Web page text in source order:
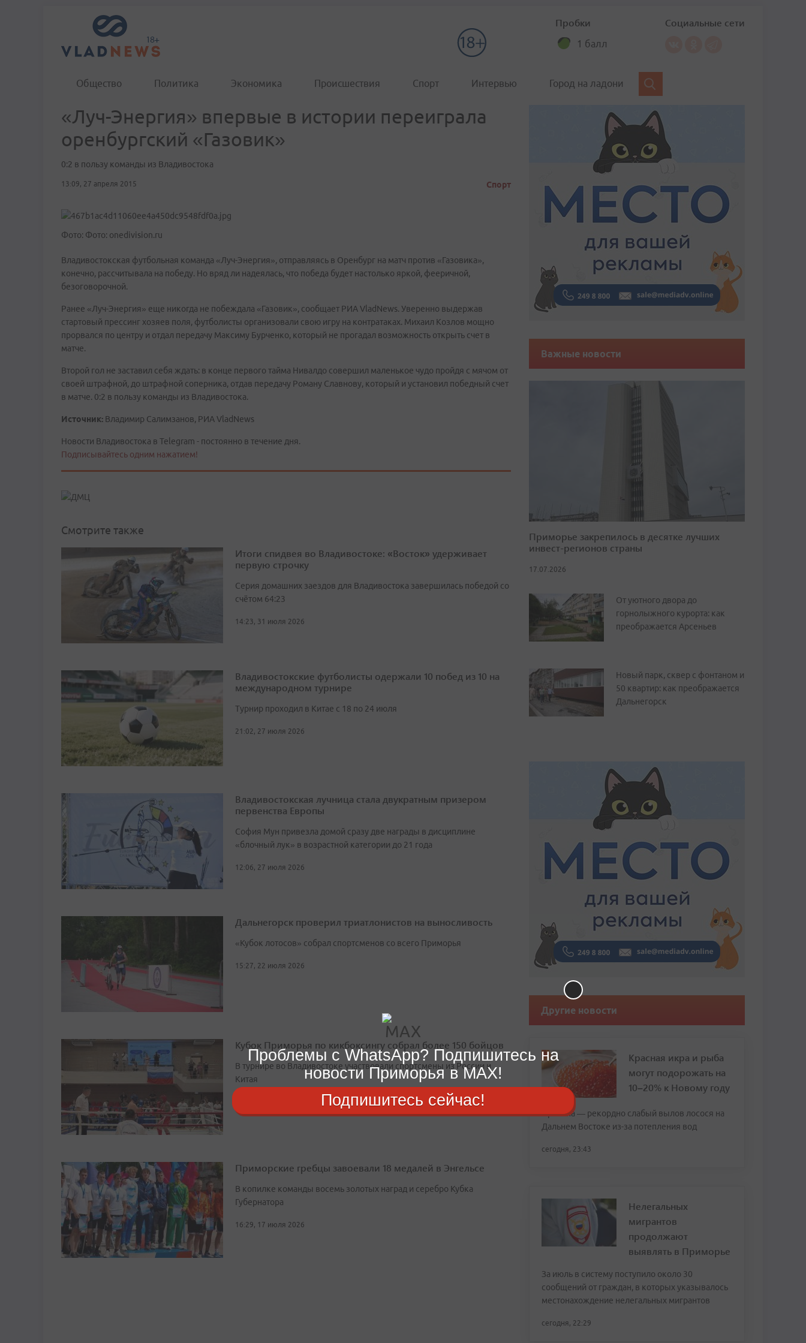
Пробки
1 балл
Социальные сети
Общество Политика Экономика Происшествия Спорт Интервью Город на ладони
«Луч-Энергия» впервые в истории переиграла
оренбургский «Газовик»
0:2 в пользу команды из Владивостока
13:09, 27 апреля 2015 Спорт
Фото: Фото: onedivision.ru
Владивостокская футбольная команда «Луч-Энергия», отправляясь в Оренбург на матч против «Газовика»,
конечно, рассчитывала на победу. Но вряд ли надеялась, что победа будет настолько яркой, фееричной,
безоговорочной.
Ранее «Луч-Энергия» еще никогда не побеждала «Газовик», сообщает РИА VladNews. Уверенно выдержав
стартовый прессинг хозяев поля, футболисты организовали свою игру на контратаках. Михаил Козлов мощно
прорвался по центру и отдал передачу Максиму Бурченко, который не прогадал возможность открыть счет в
матче.
Второй гол не заставил себя ждать: в конце первого тайма Нивалдо совершил маленькое чудо пройдя с мячом от
своей штрафной, до штрафной соперника, отдав передачу Роману Славнову, который и установил победный счет
в матче. 0:2 в пользу команды из Владивостока.
Источник: Владимир Салимзанов, РИА VladNews
Новости Владивостока в Telegram - постоянно в течение дня.
Подписывайтесь одним нажатием!
Смотрите также
Итоги спидвея во Владивостоке: «Восток» удерживает
первую строчку
Серия домашних заездов для Владивостока завершилась победой со
счётом 64:23
14:23, 31 июля 2026
Владивостокские футболисты одержали 10 побед из 10 на
международном турнире
Турнир проходил в Китае с 18 по 24 июля
21:02, 27 июля 2026
Владивостокская лучница стала двукратным призером
первенства Европы
София Мун привезла домой сразу две награды в дисциплине
«блочный лук» в возрастной категории до 21 года
12:06, 27 июля 2026
Дальнегорск проверил триатлонистов на выносливость
«Кубок лотосов» собрал спортсменов со всего Приморья
15:27, 22 июля 2026
Кубок Приморья по кикбоксингу собрал более 150 бойцов
В турнире во Владивостоке участвовали спортсмены из России и
Китая
Приморские гребцы завоевали 18 медалей в Энгельсе
В копилке команды восемь золотых наград и серебро Кубка
Губернатора
16:29, 17 июля 2026
Важные новости
Приморье закрепилось в десятке лучших
инвест-регионов страны
17.07.2026
От уютного двора до
горнолыжного курорта: как
преображается Арсеньев
Новый парк, сквер с фонтаном и
50 квартир: как преображается
Дальнегорск
Другие новости
Красная икра и рыба
могут подорожать на
10–20% к Новому году
Причина — рекордно слабый вылов лосося на
Дальнем Востоке из-за потепления вод
сегодня, 23:43
Нелегальных
мигрантов
продолжают
выявлять в Приморье
За июль в систему поступило около 30
сообщений от граждан, в которых указывалось
местонахождение нелегальных мигрантов
сегодня, 22:29
Проблемы с WhatsApp? Подпишитесь на
новости Приморья в MAX!
Подпишитесь сейчас!